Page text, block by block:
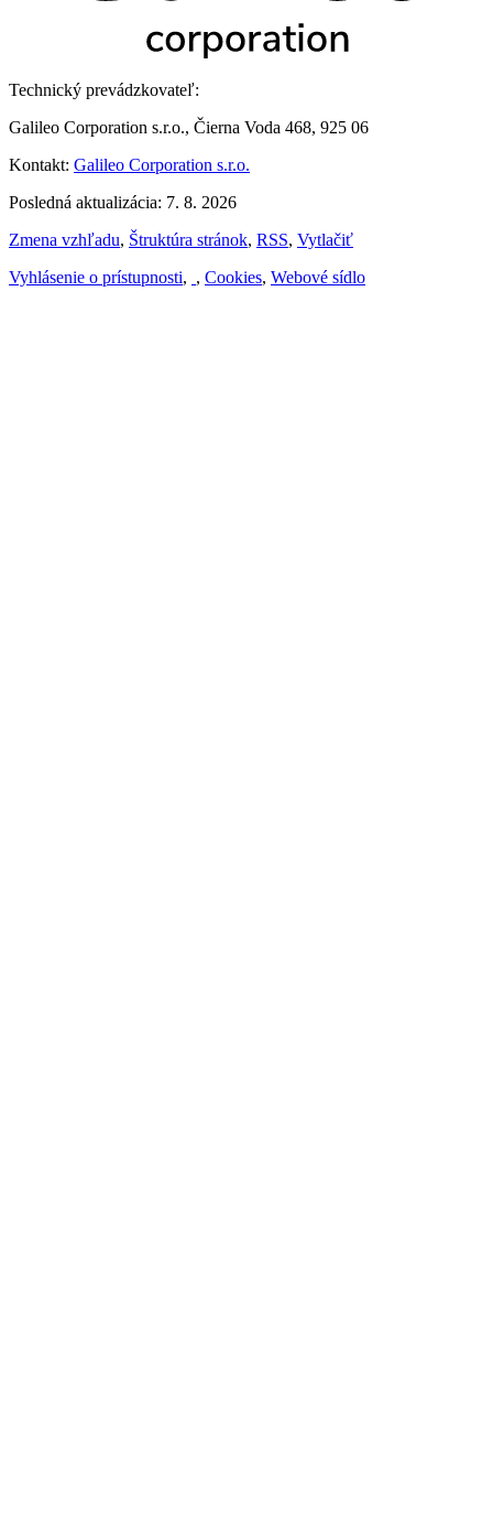
Technický prevádzkovateľ:
Galileo Corporation s.r.o., Čierna Voda 468, 925 06
Kontakt: Galileo Corporation s.r.o.
Posledná aktualizácia: 7. 8. 2026
Zmena vzhľadu, Štruktúra stránok, RSS, Vytlačiť
Vyhlásenie o prístupnosti, , Cookies, Webové sídlo